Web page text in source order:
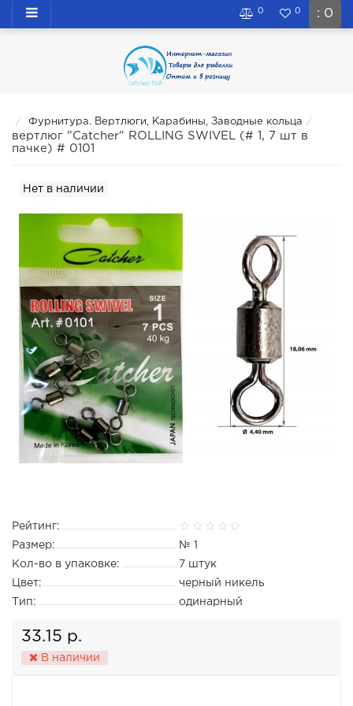
: 0
0 0
Фурнитура. Вертлюги, Карабины, Заводные кольца
вертлюг "Catcher" ROLLING SWIVEL (# 1, 7 шт в
пачке) # 0101
Нет в наличии
Рейтинг:
Размер:
№ 1
Кол-во в упаковке:
7 штук
Цвет:
черный никель
Тип:
одинарный
33.15 р.
В наличии